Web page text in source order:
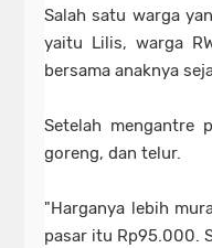
Salah satu warga
yaitu Lilis, warga
bersama anaknya
Setelah mengantre
goreng, dan telur.
"Harganya lebih
pasar itu Rp95.000.